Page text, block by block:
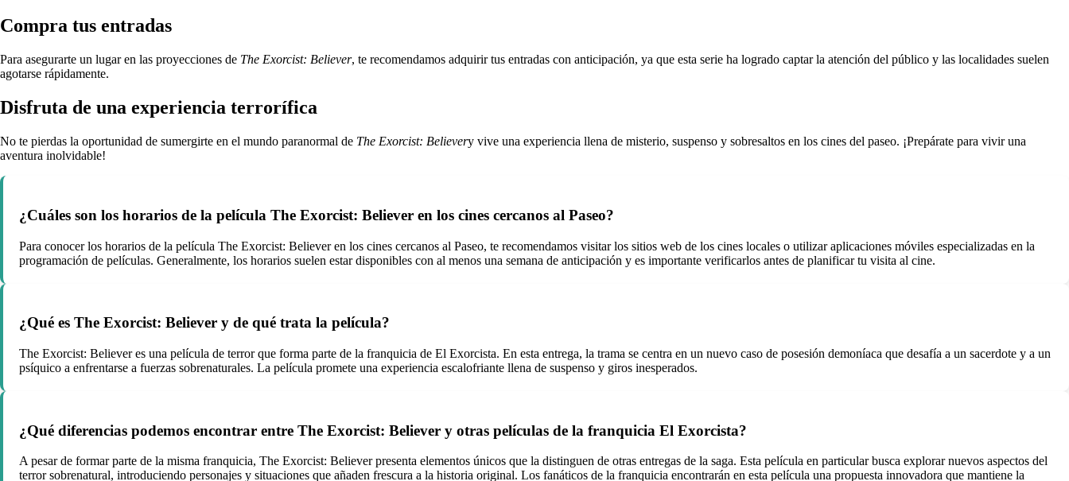
Compra tus entradas
Para asegurarte un lugar en las proyecciones de The Exorcist: Believer, te recomendamos adquirir tus entradas con anticipación, ya que esta serie ha logrado captar la atención del público y las localidades suelen
agotarse rápidamente.
Disfruta de una experiencia terrorífica
No te pierdas la oportunidad de sumergirte en el mundo paranormal de The Exorcist: Believery vive una experiencia llena de misterio, suspenso y sobresaltos en los cines del paseo. ¡Prepárate para vivir una
aventura inolvidable!
¿Cuáles son los horarios de la película The Exorcist: Believer en los cines cercanos al Paseo?
Para conocer los horarios de la película The Exorcist: Believer en los cines cercanos al Paseo, te recomendamos visitar los sitios web de los cines locales o utilizar aplicaciones móviles especializadas en la
programación de películas. Generalmente, los horarios suelen estar disponibles con al menos una semana de anticipación y es importante verificarlos antes de planificar tu visita al cine.
¿Qué es The Exorcist: Believer y de qué trata la película?
The Exorcist: Believer es una película de terror que forma parte de la franquicia de El Exorcista. En esta entrega, la trama se centra en un nuevo caso de posesión demoníaca que desafía a un sacerdote y a un
psíquico a enfrentarse a fuerzas sobrenaturales. La película promete una experiencia escalofriante llena de suspenso y giros inesperados.
¿Qué diferencias podemos encontrar entre The Exorcist: Believer y otras películas de la franquicia El Exorcista?
A pesar de formar parte de la misma franquicia, The Exorcist: Believer presenta elementos únicos que la distinguen de otras entregas de la saga. Esta película en particular busca explorar nuevos aspectos del
terror sobrenatural, introduciendo personajes y situaciones que añaden frescura a la historia original. Los fanáticos de la franquicia encontrarán en esta película una propuesta innovadora que mantiene la